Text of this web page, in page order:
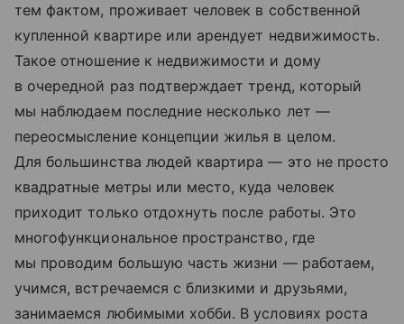
тем фактом, проживает человек в собственной
купленной квартире или арендует недвижимость.
Такое отношение к недвижимости и дому
в очередной раз подтверждает тренд, который
мы наблюдаем последние несколько лет —
переосмысление концепции жилья в целом.
Для большинства людей квартира — это не просто
квадратные метры или место, куда человек
приходит только отдохнуть после работы. Это
многофункциональное пространство, где
мы проводим большую часть жизни — работаем,
учимся, встречаемся с близкими и друзьями,
занимаемся любимыми хобби. В условиях роста